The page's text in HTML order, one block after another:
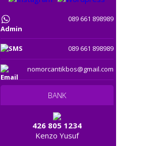
Admin
089 661 898989
089 661 898989
nomorcantikbos@gmail.com
BANK
426 805 1234
Kenzo Yusuf